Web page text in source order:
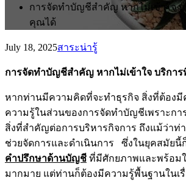
การจัดทำบัญชีสำคัญ หากไม่เข้าใจ
คุณได้
July 18, 2025สาระน่ารู้
การจัดทำบัญชีสำคัญ หากไม่เข้าใจ บริกา
หากท่านมีความคิดที่จะทำธุรกิจ สิ่งที่ต้องมี
ความรู้ในส่วนของการจัดทำบัญชีเพราะก
สิ่งที่สำคัญต่อการบริหารกิจการ ถึงแม้ว่าท่
ช่วยจัดการและดำเนินการ ซึ่งในยุคสมัยนี้
คำปรึกษาด้านบัญชี ที่มีศักยภาพและพร้อม
มากมาย แต่ท่านก็ต้องมีความรู้พื้นฐานในเ